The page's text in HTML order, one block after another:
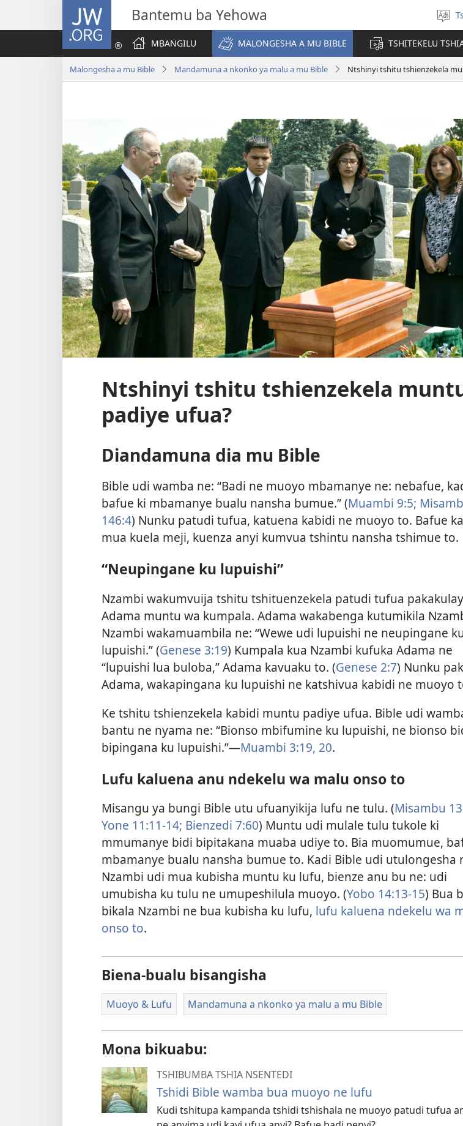
JW.ORG Bantemu ba Yehowa
MBANGILU
MALONGESHA A MU BIBLE TSHITEKELU
Malongesha a mu Bible Mandamuna a nkonko ya malu a mu Bible Ntshinyi tshitu tshienzekela
Ntshinyi tshitu tshienzekela
padiye ufua?
Diandamuna dia mu Bible
Bible udi wamba ne: “Badi ne muoyo mbamanye ne: nebafue,
bafue ki mbamanye bualu nansha bumue.” (Muambi 9:5;
146:4) Nunku patudi tufua, katuena kabidi ne muoyo to. Bafue
mua kuela meji, kuenza anyi kumvua tshintu nansha tshimue to.
“Neupingane ku lupuishi”
Nzambi wakumvuija tshitu tshituenzekela patudi tufua
Adama muntu wa kumpala. Adama wakabenga kutumikila
Nzambi wakamuambila ne: “Wewe udi lupuishi ne neupingane
lupuishi.” (Genese 3:19) Kumpala kua Nzambi kufuka Adama ne
“lupuishi lua buloba,” Adama kavuaku to. (Genese 2:7) Nunku
Adama, wakapingana ku lupuishi ne katshivua kabidi ne muoyo
Ke tshitu tshienzekela kabidi muntu padiye ufua. Bible udi
bantu ne nyama ne: “Bionso mbifumine ku lupuishi, ne bionso
bipingana ku lupuishi.”​—Muambi 3:19, 20.
Lufu kaluena anu ndekelu wa malu onso to
Misangu ya bungi Bible utu ufuanyikija lufu ne tulu. (Misambu
Yone 11:11-14; Bienzedi 7:60) Muntu udi mulale tulu tukole ki
mmumanye bidi bipitakana muaba udiye to. Bia muomumue,
mbamanye bualu nansha bumue to. Kadi Bible udi utulongesha
Nzambi udi mua kubisha muntu ku lufu, bienze anu bu ne: udi
umubisha ku tulu ne umupeshilula muoyo. (Yobo 14:13-15) Bua
bikala Nzambi ne bua kubisha ku lufu, lufu kaluena ndekelu wa
onso to.
Biena-bualu bisangisha
Muoyo & Lufu Mandamuna a nkonko ya malu a mu Bible
Mona bikuabu:
TSHIBUMBA TSHIA NSENTEDI
Tshidi Bible wamba bua muoyo ne lufu
Kudi tshitupa kampanda tshidi tshishala ne muoyo patudi tufua